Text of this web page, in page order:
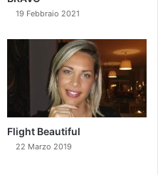
19 Febbraio 2021
Flight Beautiful
22 Marzo 2019